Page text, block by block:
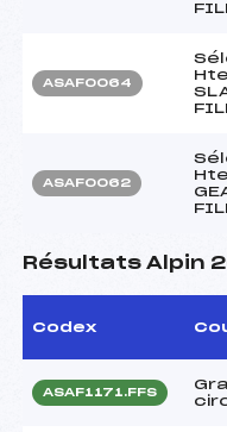
ASAF0064
ASAF0062
Résultats Alpin
Codex
ASAF1171.FFS